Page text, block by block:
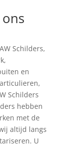
Schilders,
en
Schilders
hebben
met de
altijd langs
U